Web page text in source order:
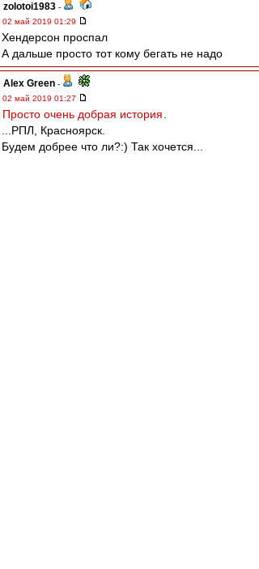
zolotoi1983 -
02 май 2019 01:29
Хендерсон проспал
А дальше просто тот кому бегать не надо
Alex Green -
02 май 2019 01:27
Просто очень добрая история
...РПЛ, Красноярск.
Будем добрее что ли?:) Так хочется...